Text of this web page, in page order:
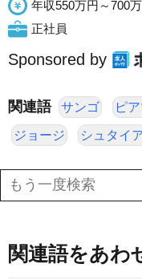
年収550万円～700
正社員
Sponsored by
関連語 サンゴ ピ
ジョージ シュタイ
関連語をあわ